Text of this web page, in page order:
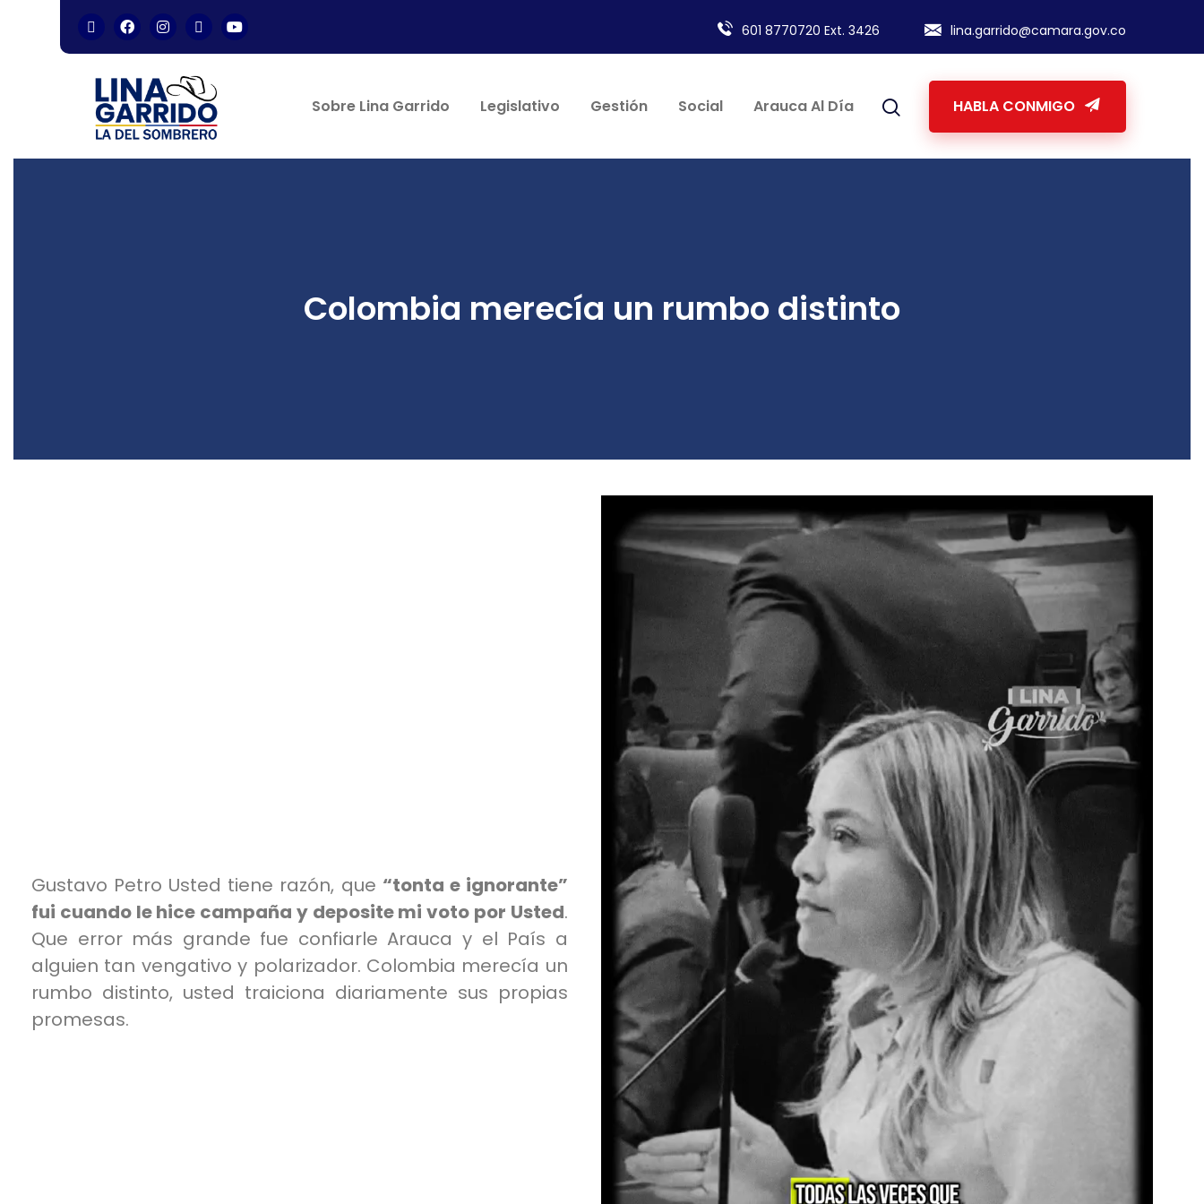
601 8770720 Ext. 3426 lina.garrido@camara.gov.co
Sobre Lina Garrido Legislativo Gestión Social Arauca Al Día HABLA CONMIGO
Colombia merecía un rumbo distinto
Gustavo Petro Usted tiene razón, que “tonta e ignorante”
fui cuando le hice campaña y deposite mi voto por Usted.
Que error más grande fue confiarle Arauca y el País a
alguien tan vengativo y polarizador. Colombia merecía un
rumbo distinto, usted traiciona diariamente sus propias
promesas.